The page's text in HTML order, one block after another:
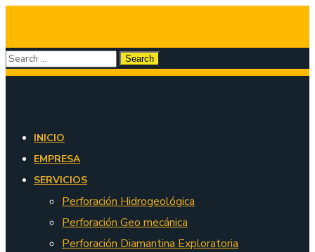
INICIO
EMPRESA
SERVICIOS
Perforación Hidrogeológica
Perforación Geo mecánica
Perforación Diamantina Exploratoria